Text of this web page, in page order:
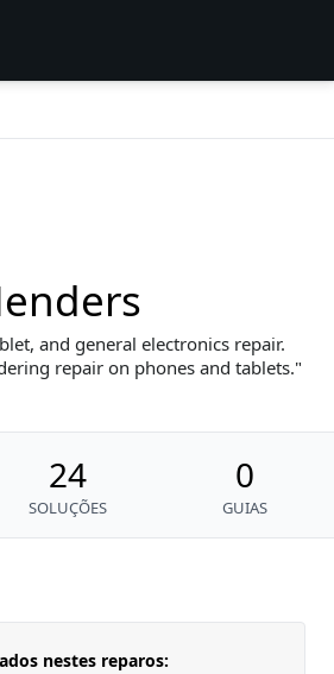
and general electronics repair.
repair on phones and tablets.
24
SOLUÇÕES
0
GUIAS
nestes reparos: